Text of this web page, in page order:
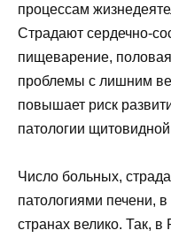
процессам
Страдают сердечно-
пищеварение,
проблемы с лишним
повышает риск
патологии
Число больных,
патологиями печени,
странах велико. Так,